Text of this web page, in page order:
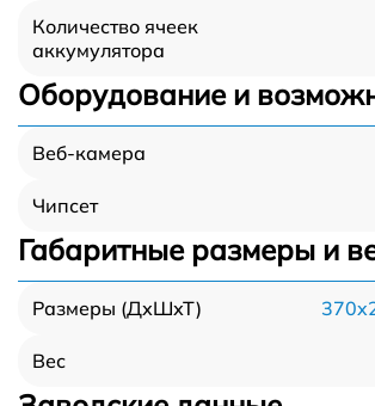
Количество ячеек
аккумулятора
Оборудование и
Веб-камера
Чипсет
Габаритные размеры и
Размеры (ДхШхТ)
Вес